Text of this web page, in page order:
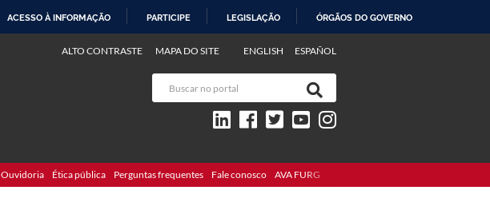
ACESSO À INFORMAÇÃO PARTICIPE LEGISLAÇÃO ÓRGÃOS DO GOVERNO
ENGLISH ESPAÑOL
ALTO CONTRASTE MAPA DO SITE
Ouvidoria Ética pública Perguntas frequentes Fale conosco AVA FURG